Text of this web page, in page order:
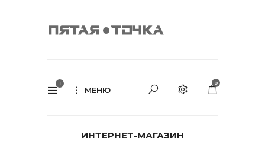
МЕНЮ
0
ИНТЕРНЕТ-МАГАЗИН